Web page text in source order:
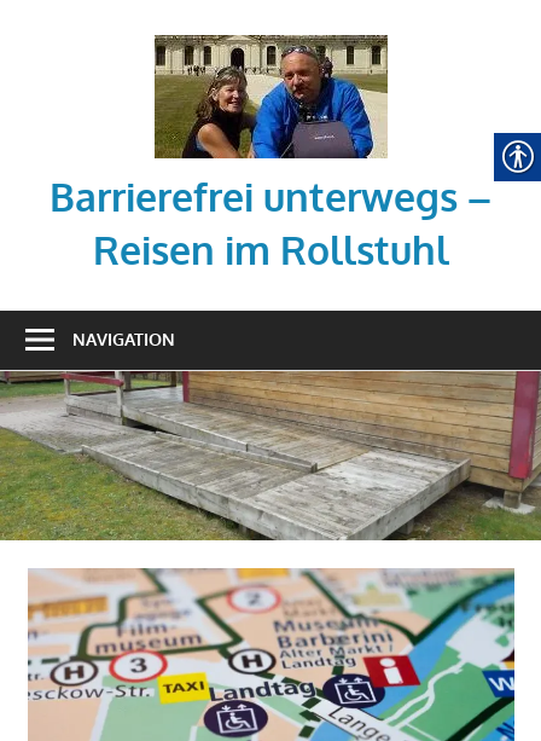
Barrierefrei unterwegs –
Reisen im Rollstuhl
zum
Reisen
mit
dem
Rollstuhl
NAVIGATION